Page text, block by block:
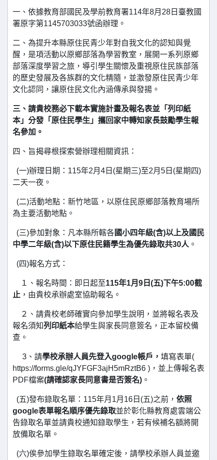
一、依據教育部國民及學前教育署​​114年8月28日臺教國
署原字第1145703033號函辦理。
二、為提升本縣原住民青少年對自我文化的認知與覺
醒，是項活動以原鄉部落為學習教室，展開一系列原鄉
部落深度學習之旅，導引學生關懷及重視原住民族部落
的歷史發展及各族群的文化精隨，並激發原住民青少年
文化認同，讓原住民文化內涵傳承與發揚。
三、請貴校務必下載本實施計畫及報名表並「列印紙
本」分發「原住民學生」攜回家中轉知家長鼓勵學生報
名參加。
四、旨揭尋根探索營辦理相關資訊：
(一)辦理日期：115年2月4日(星期三)至2月5日(星期四)
二天一夜。
(二)活動地點：新竹地區，以原住民原鄉部落教育場所
為主要活動地點。
(三)參加對象：凡本縣所轄各國小四年級(含)以上及國民
中學二年級(含)以下原住民籍學生為優先錄取共30人 。
(四)報名方式：
１、報名時間：即日起至115年1月9日(五)下午5:00截
止 ，由貴校承辦處室協助報名。
２、請貴校老師確實向參加學生說明，並將報名表及
報名須知列印紙本給學生與家長同意簽名，正本留校備
查。
3、請學校承辦人員先登入google帳戶， 填寫表單(
https://forms.gle/qJYFGF3ajH5mRztB6 )，並上傳報名表
PDF檔案(請確認家長同意書是否簽名) 。
(五)發布錄取名單：115年月1月16日(五)之前， 依照
google表單報名順序優先錄取並於彰化縣教育處雲端公
告錄取名單並請貴校通知錄取學生，若有候補名額將開
放備取名單。
(六)俟參加學生錄取名單確定後，請學校承辦人員並邀